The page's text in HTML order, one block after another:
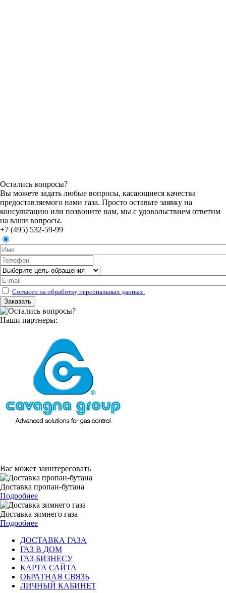
Остались вопросы?
Вы можете задать любые вопросы, касающиеся качества
предоставляемого нами газа. Просто оставьте заявку на
консультацию или позвоните нам, мы с удовольствием ответим
на ваши вопросы.
+7 (495) 532-59-99
Согласен на обработку персональных данных.
Наши партнеры:
Вас может заинтересовать
Доставка пропан-бутана
Подробнее
Доставка зимнего газа
Подробнее
ДОСТАВКА ГАЗА
ГАЗ В ДОМ
ГАЗ БИЗНЕСУ
КАРТА САЙТА
ОБРАТНАЯ СВЯЗЬ
ЛИЧНЫЙ КАБИНЕТ